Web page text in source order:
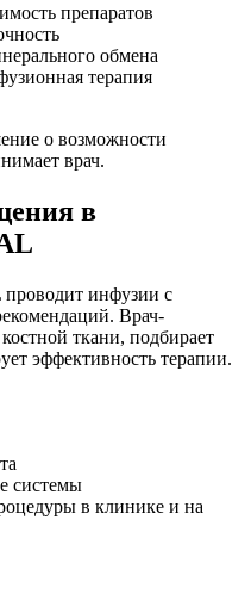
препаратов
обмена
терапия
о возможности
врач.
в
инфузии с
Врач-
ткани, подбирает
эффективность терапии.
системы
в клинике и на